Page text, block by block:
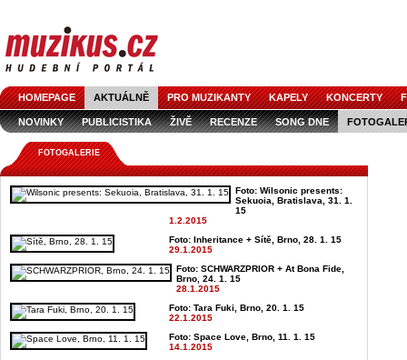
HOMEPAGE AKTUÁLNĚ PRO MUZIKANTY KAPELY KONCERTY
NOVINKY PUBLICISTIKA ŽIVĚ RECENZE SONG DNE
FOTOGALERIE
Foto: Wilsonic presents:
Sekuoia, Bratislava, 31. 1.
15
1.2.2015
Foto: Inheritance + Sítě, Brno, 28. 1. 15
29.1.2015
Foto: SCHWARZPRIOR + At Bona Fide,
Brno, 24. 1. 15
28.1.2015
Foto: Tara Fuki, Brno, 20. 1. 15
22.1.2015
Foto: Space Love, Brno, 11. 1. 15
14.1.2015